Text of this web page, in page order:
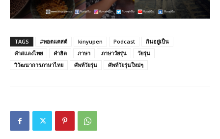
TAGS #พอดแคสต์ kinyupen Podcast
กินอยู่เป็น
คำสแลงไทย
คำฮิต ภาษา ภาษาวัยรุ่น
วัยรุ่น
วิวัฒนาการภาษาไทย
ศัพท์วัยรุ่น ศัพท์วัยรุ่นใหม่ๆ